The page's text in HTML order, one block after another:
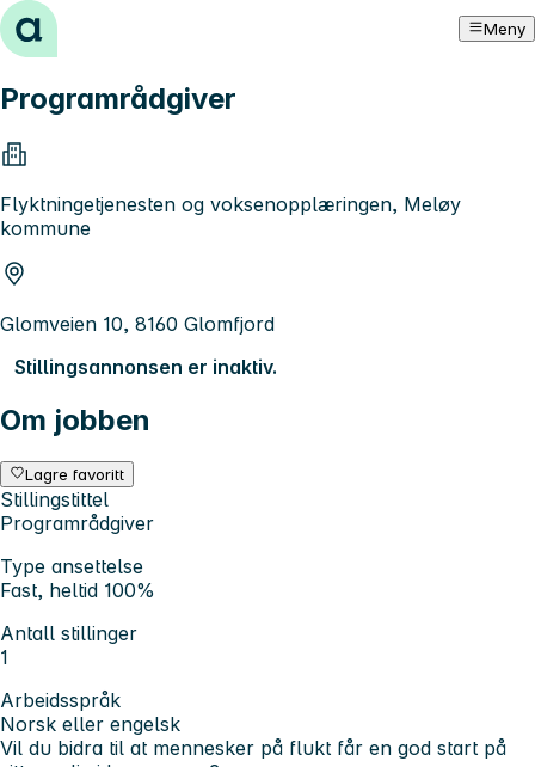
Hopp til innhold Meny
Programrådgiver
Flyktningetjenesten og voksenopplæringen, Meløy
kommune
Glomveien 10, 8160 Glomfjord
Stillingsannonsen er inaktiv.
Om jobben
Lagre favoritt
Stillingstittel
Programrådgiver
Type ansettelse
Fast, heltid 100%
Antall stillinger
1
Arbeidsspråk
Norsk eller engelsk
Vil du bidra til at mennesker på flukt får en god start på